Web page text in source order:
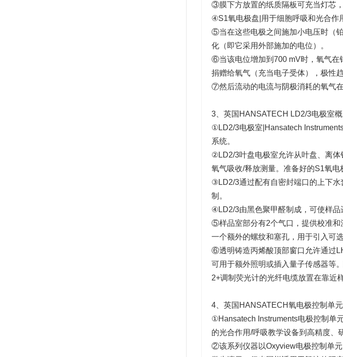
③膜下方放置的纸质隔板可充当灯芯
④S1氧电极盘|用于细胞呼吸和光合作
⑤当在这些电极之间施加小电压时（
化（即它采用外部施加的电位）。
⑥当该电位增加到700 mV时，氧气在
捐赠给氧气（充当电子受体），极性趋
⑦然后流动的电流与阴极消耗的氧气在
3、英国HANSATECH LD2/3电极室
①LD2/3电极室|Hansatech
系统。
②LD2/3叶盘电极室允许从叶盘、离
氧气吸收/释放测量。准备好的S1氧电
③LD2/3通过配有自密封端口的上下
制。
④LD2/3由黑色聚甲醛制成，可使样品
⑤样品室部分有2个气口，提供校准和
一个额外的螺纹和塞孔，用于引入可
⑥透明铸造丙烯酸顶部窗口允许通过
可用于额外照明或插入量子传感器等
2+调制荧光计的光纤电缆放置在靠近
4、英国HANSATECH氧电极控制单元
①Hansatech Instruments电极控制单
的光合作用/呼吸教学设备到高精度、
②该系列仪器以Oxyview电极控制单